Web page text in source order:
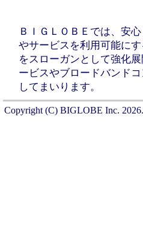
ＢＩＧＬＯＢＥでは、安
やサービスを利用可能に
をスローガンとして強化
ービスやブロードバンド
してまいります。
Copyright (C) BIGLOBE Inc. 2026